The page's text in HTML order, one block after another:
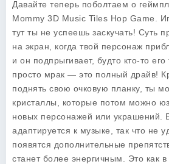
Давайте теперь поболтаем о
Mommy 3D Music Tiles Hop Game .
тут ты не успеешь заскучать! Суть
на экран, когда твой персонаж
и он подпрыгивает, будто кто-то
просто мрак — это полный драйв!
поднять свою очковую планку, ты
кристаллы, которые потом можно
новых персонажей или украшений.
адаптируется к музыке, так что не
появятся дополнительные
станет более энергичным. Это как